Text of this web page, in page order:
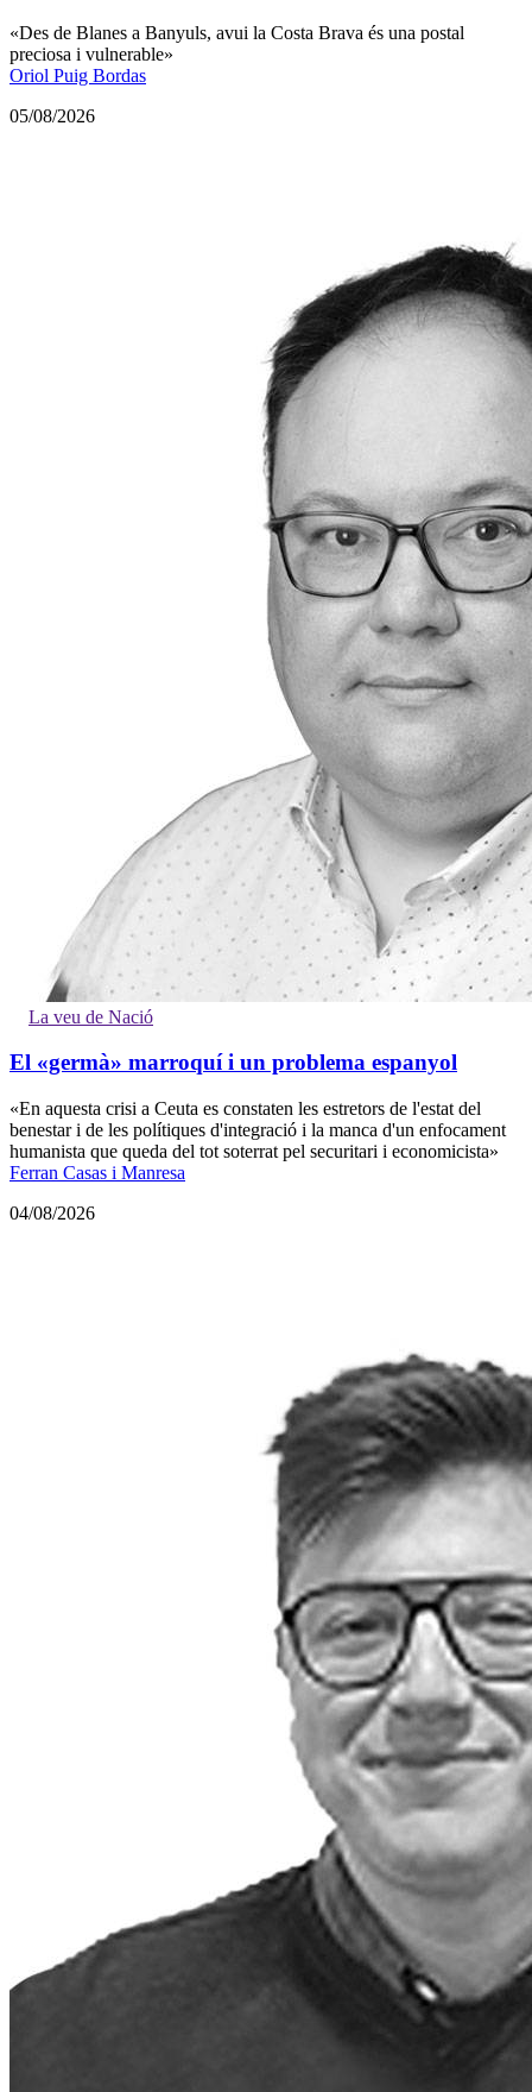
«Des de Blanes a Banyuls, avui la Costa Brava és una postal
preciosa i vulnerable»
Oriol Puig Bordas
05/08/2026
La veu de Nació
El «germà» marroquí i un problema espanyol
«En aquesta crisi a Ceuta es constaten les estretors de l'estat del
benestar i de les polítiques d'integració i la manca d'un enfocament
humanista que queda del tot soterrat pel securitari i economicista»
Ferran Casas i Manresa
04/08/2026